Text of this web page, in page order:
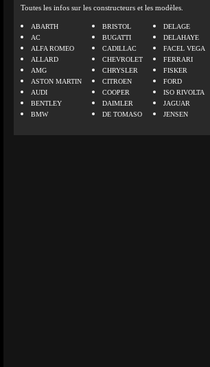
Toutes les infos sur les constructeurs et les modèles.
ABARTH
AC
ALFA ROMEO
ALLARD
AMG
ASTON MARTIN
AUDI
BENTLEY
BMW
BRISTOL
BUGATTI
CADILLAC
CHEVROLET
CHRYSLER
CITROEN
COOPER
DAIMLER
DE TOMASO
DELAGE
DELAHAYE
FACEL VEGA
FERRARI
FISKER
FORD
ISO RIVOLTA
JAGUAR
JENSEN